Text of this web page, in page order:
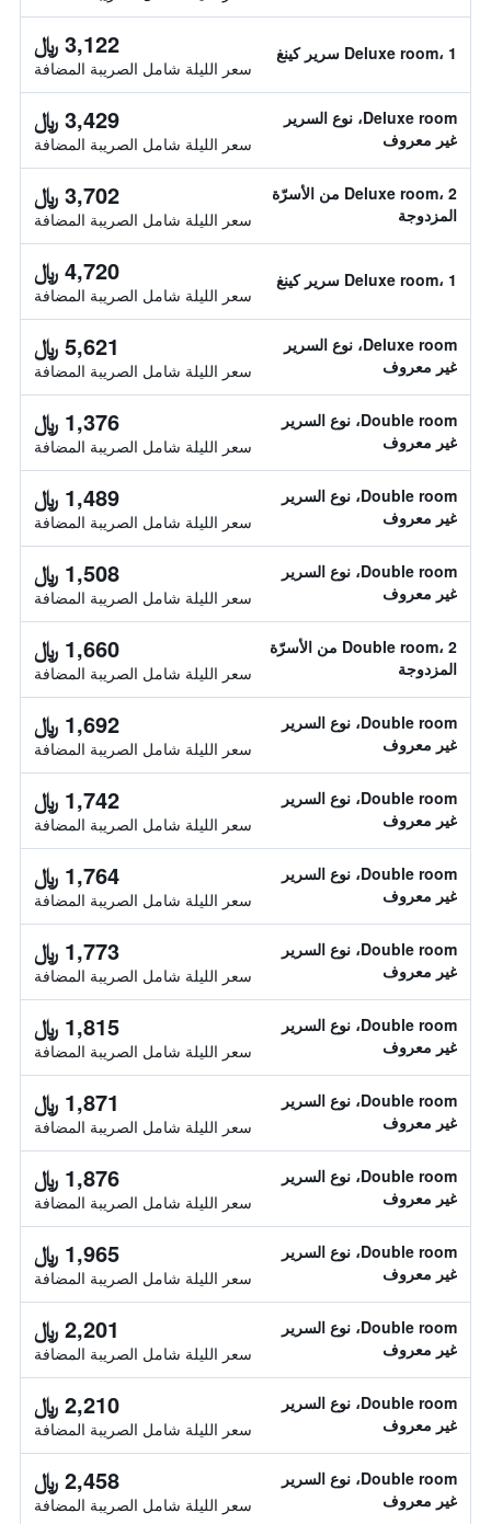
Deluxe room، 1 سرير كينغ 3,122 ﷼
سعر الليلة شامل الصريبة المضافة
Deluxe room، نوع السرير
غير معروف
3,429 ﷼
سعر الليلة شامل الصريبة المضافة
Deluxe room، 2 من الأسرّة
المزدوجة
3,702 ﷼
سعر الليلة شامل الصريبة المضافة
Deluxe room، 1 سرير كينغ 4,720 ﷼
سعر الليلة شامل الصريبة المضافة
Deluxe room، نوع السرير
غير معروف
5,621 ﷼
سعر الليلة شامل الصريبة المضافة
Double room، نوع السرير
غير معروف
1,376 ﷼
سعر الليلة شامل الصريبة المضافة
Double room، نوع السرير
غير معروف
1,489 ﷼
سعر الليلة شامل الصريبة المضافة
Double room، نوع السرير
غير معروف
1,508 ﷼
سعر الليلة شامل الصريبة المضافة
Double room، 2 من الأسرّة
المزدوجة
1,660 ﷼
سعر الليلة شامل الصريبة المضافة
Double room، نوع السرير
غير معروف
1,692 ﷼
سعر الليلة شامل الصريبة المضافة
Double room، نوع السرير
غير معروف
1,742 ﷼
سعر الليلة شامل الصريبة المضافة
Double room، نوع السرير
غير معروف
1,764 ﷼
سعر الليلة شامل الصريبة المضافة
Double room، نوع السرير
غير معروف
1,773 ﷼
سعر الليلة شامل الصريبة المضافة
Double room، نوع السرير
غير معروف
1,815 ﷼
سعر الليلة شامل الصريبة المضافة
Double room، نوع السرير
غير معروف
1,871 ﷼
سعر الليلة شامل الصريبة المضافة
Double room، نوع السرير
غير معروف
1,876 ﷼
سعر الليلة شامل الصريبة المضافة
Double room، نوع السرير
غير معروف
1,965 ﷼
سعر الليلة شامل الصريبة المضافة
Double room، نوع السرير
غير معروف
2,201 ﷼
سعر الليلة شامل الصريبة المضافة
Double room، نوع السرير
غير معروف
2,210 ﷼
سعر الليلة شامل الصريبة المضافة
Double room، نوع السرير
غير معروف
2,458 ﷼
سعر الليلة شامل الصريبة المضافة